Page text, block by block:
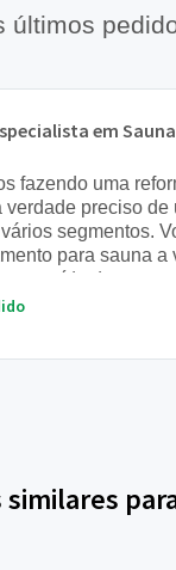
últimos
em
fazendo uma
verdade preciso de
segmentos.
para sauna a
dent...
similares